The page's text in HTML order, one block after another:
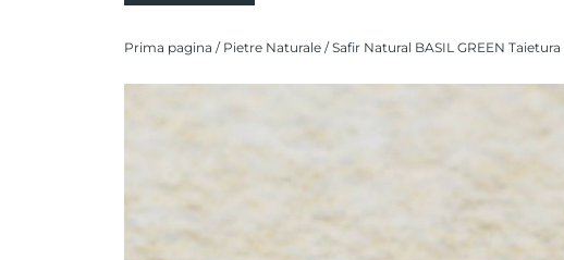
Prima pagina / Pietre Naturale / Safir Natural BASIL GREEN